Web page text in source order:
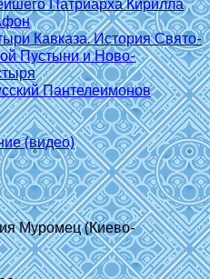
Патриарха Кирилла
Кавказа. История Свято-
Пустыни и Ново-
Пантелеимонов
(видео)
Муромец (Киево-